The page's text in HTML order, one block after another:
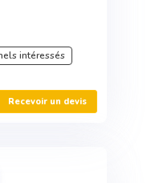
intéressés
Recevoir un devis